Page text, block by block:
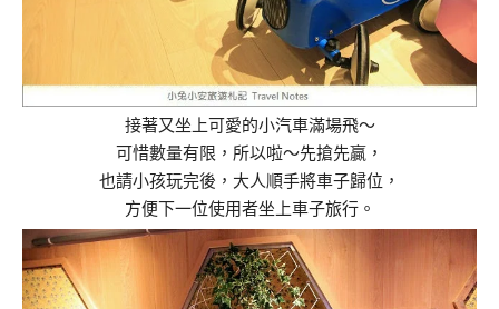
接著又坐上可愛的小汽車滿場飛～
可惜數量有限，所以啦～先搶先贏，
也請小孩玩完後，大人順手將車子歸位，
方便下一位使用者坐上車子旅行。